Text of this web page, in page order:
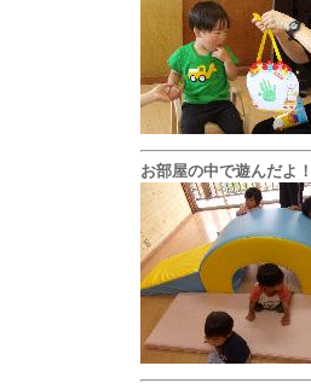
お部屋の中で遊んだよ